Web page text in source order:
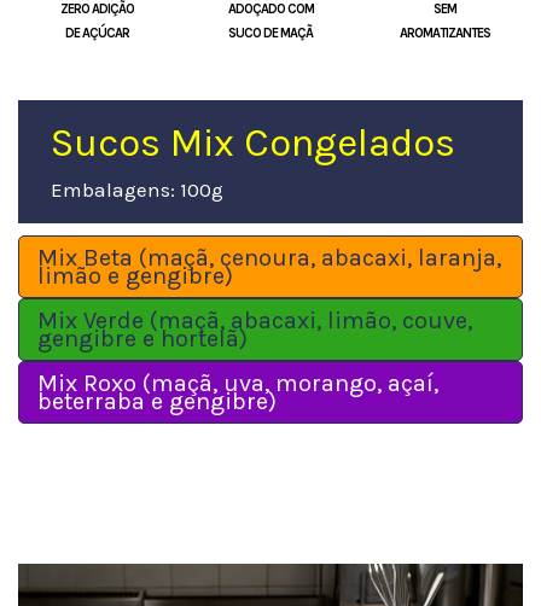
ZERO ADIÇÃO
DE AÇÚCAR
ADOÇADO COM
SUCO DE MAÇÃ
SEM
AROMATIZANTES
Sucos Mix Congelados
Embalagens: 100g
Mix Beta (maçã, cenoura, abacaxi, laranja,
limão e gengibre)
Mix Verde (maçã, abacaxi, limão, couve,
gengibre e hortelã)
Mix Roxo (maçã, uva, morango, açaí,
beterraba e gengibre)